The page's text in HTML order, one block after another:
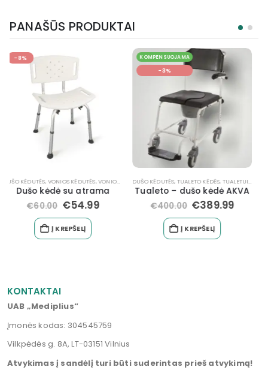
PANAŠŪS PRODUKTAI
KOMPENSUOJAMA
DUŠO KĖDUTĖS,TUALETO KĖDĖS,TUALETUI VONIOS KĖDUTĖS ,VONIOS REIKMENYS
Tualeto – dušo kėdė AKVA
€400.00 €389.99
Į KREPŠELĮ
-26%
KOMPENSUOJAMA
RANKTŪRIAI,RANKTŪRIAI IR TURĖKLAI,RANKTŪRIAI, TURĖKLIAI
Atlenkiamas rankturis / laikiklis prie sienos
€68.00 €49.99
Į KREPŠELĮ
KONTAKTAI
UAB „Mediplius“
Įmonės kodas: 304545759
Vilkpėdės g. 8A, LT-03151 Vilnius
Atvykimas į sandėlį turi būti suderintas prieš atvykimą!